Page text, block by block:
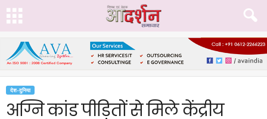
देश-दुनिया
अग्नि कांड पीड़ितों से मिले केंद्रीय